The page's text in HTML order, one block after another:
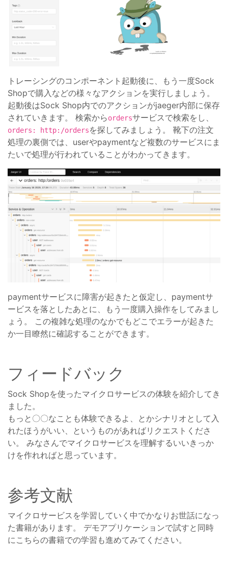
トレーシングのコンポーネント起動後に、もう一度Sock
Shopで購入などの様々なアクションを実行しましょう。
起動後はSock Shop内でのアクションがjaeger内部に保存
されていきます。 検索からordersサービスで検索をし、
orders: http:/ordersを探してみましょう。 靴下の注文
処理の裏側では、userやpaymentなど複数のサービスにま
たいで処理が行われていることがわかってきます。
paymentサービスに障害が起きたと仮定し、paymentサ
ービスを落としたあとに、もう一度購入操作をしてみまし
ょう。 この複雑な処理のなかでもどこでエラーが起きた
か一目瞭然に確認することができます。
フィードバック
Sock Shopを使ったマイクロサービスの体験を紹介してき
ました。
もっと〇〇なことも体験できるよ、とかシナリオとして入
れたほうがいい、というものがあればリクエストくださ
い。 みなさんでマイクロサービスを理解するいいきっか
けを作れればと思っています。
参考文献
マイクロサービスを学習していく中でかなりお世話になっ
た書籍があります。 デモアプリケーションで試すと同時
にこちらの書籍での学習も進めてみてください。